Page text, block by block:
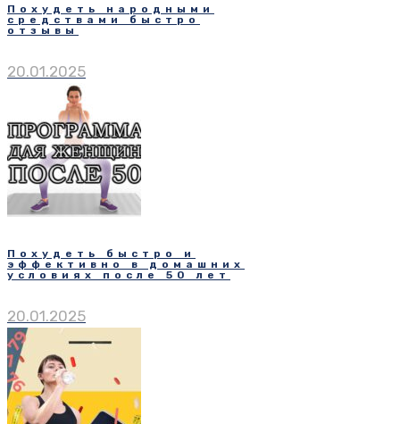
Похудеть народными
средствами быстро
отзывы
20.01.2025
Похудеть быстро и
эффективно в домашних
условиях после 50 лет
20.01.2025